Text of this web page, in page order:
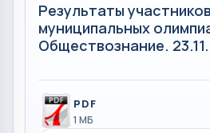
Результаты участников
муниципальных
Обществознание.
PDF
1 МБ